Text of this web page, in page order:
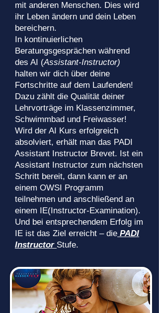
mit anderen Menschen. Dies wird
ihr Leben ändern und dein Leben
bereichern.
In kontinuierlichen
Beratungsgesprächen während
des AI (Assistant-Instructor)
halten wir dich über deine
Fortschritte auf dem Laufenden!
Dazu zählt die Qualität deiner
Lehrvorträge im Klassenzimmer,
Schwimmbad und Freiwasser!
Wird der AI Kurs erfolgreich
absolviert, erhält man das PADI
Assistant Instructor Brevet. Ist ein
Assistant Instructor zum nächsten
Schritt bereit, dann kann er an
einem OWSI Programm
teilnehmen und anschließend an
einem IE(Instructor-Examination).
Und bei entsprechendem Erfolg im
IE ist das Ziel erreicht – die PADI
Instructor Stufe.